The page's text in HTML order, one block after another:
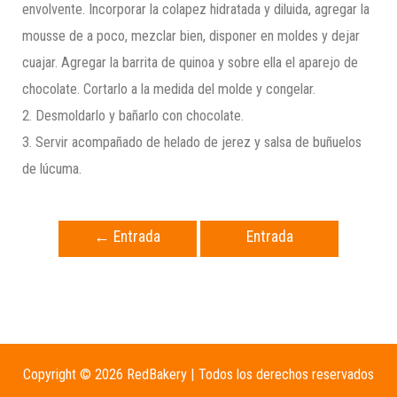
envolvente. Incorporar la colapez hidratada y diluida, agregar la
mousse de a poco, mezclar bien, disponer en moldes y dejar
cuajar. Agregar la barrita de quinoa y sobre ella el aparejo de
chocolate. Cortarlo a la medida del molde y congelar.
2. Desmoldarlo y bañarlo con chocolate.
3. Servir acompañado de helado de jerez y salsa de buñuelos
de lúcuma.
← Entrada
Entrada
Copyright © 2026 RedBakery | Todos los derechos reservados